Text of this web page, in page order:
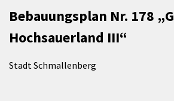
Bebauungsplan Nr. 178
Hochsauerland III“
Stadt Schmallenberg